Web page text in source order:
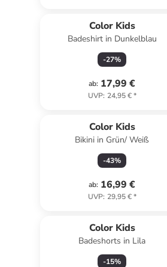
Color Kids
Badeshirt in Dunkelblau
-27%
ab: 17,99 €
UVP: 24,95 €*
Color Kids
Bikini in Grün/ Weiß
-43%
ab: 16,99 €
UVP: 29,95 €*
Color Kids
Badeshorts in Lila
-15%